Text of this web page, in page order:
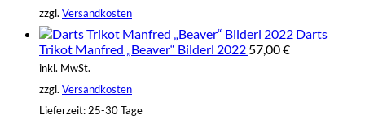
zzgl. Versandkosten
Darts
Trikot Manfred „Beaver“ Bilderl 2022 57,00€
inkl. MwSt.
zzgl. Versandkosten
Lieferzeit: 25-30 Tage